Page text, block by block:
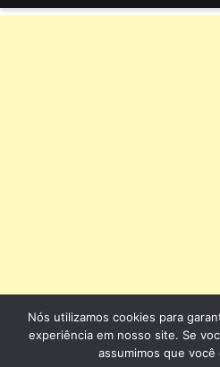
Nós utilizamos cookies para
experiência em nosso site. Se
assumimos que